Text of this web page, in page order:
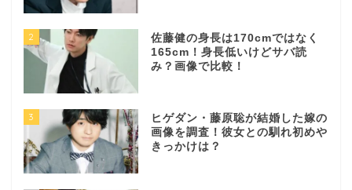
2
佐藤健の身長は170cmではなく
165cm！身長低いけどサバ読
み？画像で比較！
3
ヒゲダン・藤原聡が結婚した嫁の
画像を調査！彼女との馴れ初めや
きっかけは？